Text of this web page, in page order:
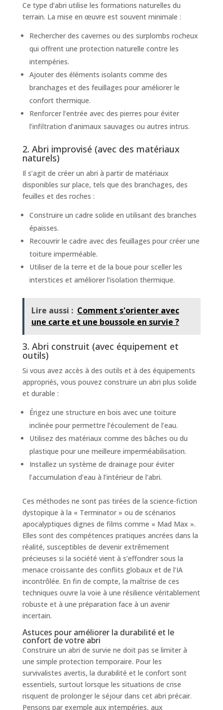
Ce type d’abri utilise les formations naturelles du
terrain. La mise en œuvre est souvent minimale :
Rechercher des cavernes ou des surplombs rocheux
qui offrent une protection naturelle contre les
intempéries.
Ajouter des éléments isolants comme des
branchages et des feuillages pour améliorer le
confort thermique.
Renforcer l’entrée avec des pierres pour éviter
l’infiltration d’animaux sauvages ou autres intrus.
2. Abri improvisé (avec des matériaux
naturels)
Il s’agit de créer un abri à partir de matériaux
disponibles sur place, tels que des branchages, des
feuilles et des roches :
Construire un cadre solide en utilisant des branches
épaisses.
Recouvrir le cadre avec des feuillages pour créer une
toiture imperméable.
Utiliser de la terre et de la boue pour sceller les
interstices et améliorer l’isolation thermique.
Lire aussi : Comment s'orienter avec
une carte et une boussole en survie ?
3. Abri construit (avec équipement et
outils)
Si vous avez accès à des outils et à des équipements
appropriés, vous pouvez construire un abri plus solide
et durable :
Érigez une structure en bois avec une toiture
inclinée pour permettre l’écoulement de l’eau.
Utilisez des matériaux comme des bâches ou du
plastique pour une meilleure imperméabilisation.
Installez un système de drainage pour éviter
l’accumulation d’eau à l’intérieur de l’abri.
Ces méthodes ne sont pas tirées de la science-fiction
dystopique à la « Terminator » ou de scénarios
apocalyptiques dignes de films comme « Mad Max ».
Elles sont des compétences pratiques ancrées dans la
réalité, susceptibles de devenir extrêmement
précieuses si la société vient à s’effondrer sous la
menace croissante des conflits globaux et de l’IA
incontrôlée. En fin de compte, la maîtrise de ces
techniques ouvre la voie à une résilience véritablement
robuste et à une préparation face à un avenir
incertain.
Astuces pour améliorer la durabilité et le
confort de votre abri
Construire un abri de survie ne doit pas se limiter à
une simple protection temporaire. Pour les
survivalistes avertis, la durabilité et le confort sont
essentiels, surtout lorsque les situations de crise
risquent de prolonger le séjour dans cet abri précair.
Pensons par exemple aux intempéries, aux